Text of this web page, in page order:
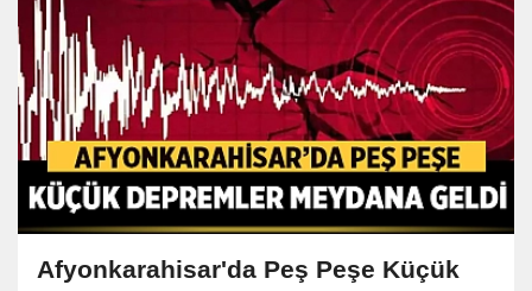
Afyonkarahisar'da Peş Peşe Küçük